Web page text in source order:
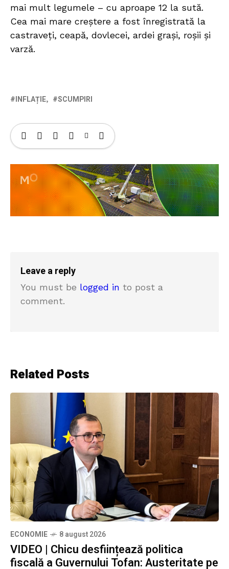
mai mult legumele – cu aproape 12 la sută.
Cea mai mare creștere a fost înregistrată la
castraveți, ceapă, dovlecei, ardei grași, roșii și
varză.
INFLAȚIE SCUMPIRI
Leave a reply
You must be logged in to post a
comment.
Related Posts
ECONOMIE 8 august 2026
VIDEO | Chicu desființează politica
fiscală a Guvernului Tofan: Austeritate pe